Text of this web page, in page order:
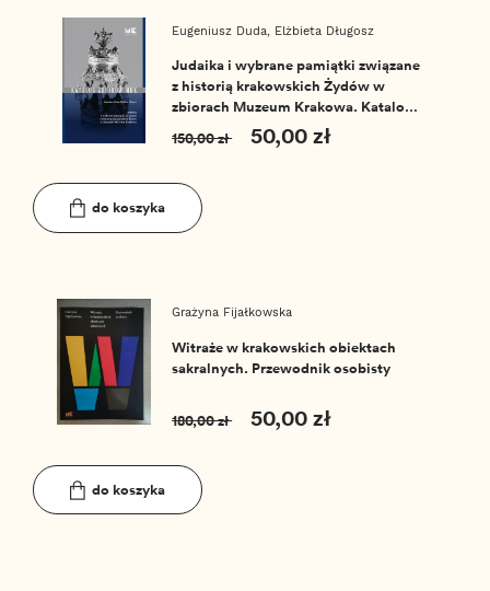
Eugeniusz Duda, Elżbieta Długosz
Judaika i wybrane pamiątki związane
z historią krakowskich Żydów w
zbiorach Muzeum Krakowa. Katalog
zbiorów MHK nr 8
150,00 zł 50,00 zł
do koszyka
Grażyna Fijałkowska
Witraże w krakowskich obiektach
sakralnych. Przewodnik osobisty
180,00 zł 50,00 zł
do koszyka